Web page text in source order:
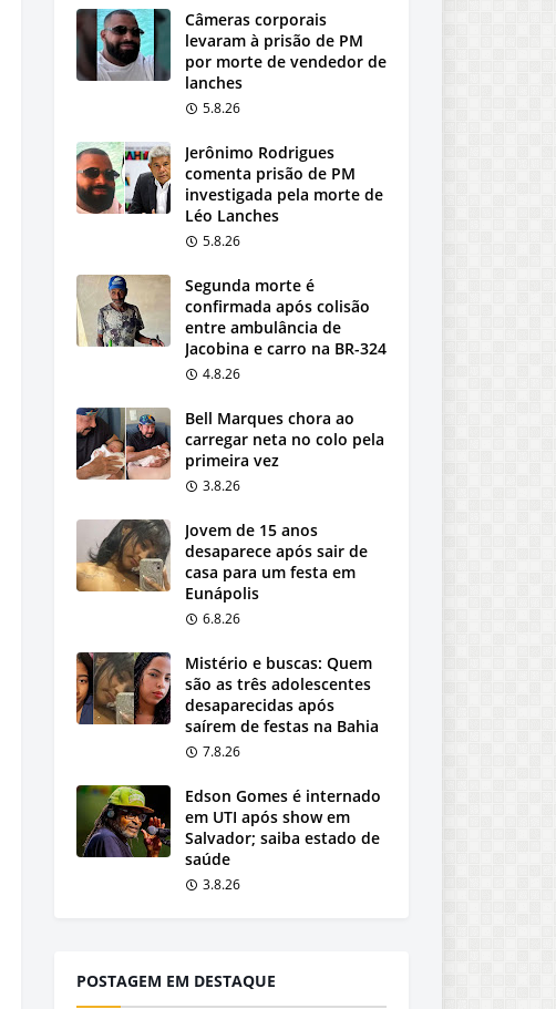
Câmeras corporais
levaram à prisão de PM
por morte de vendedor de
lanches
5.8.26
Jerônimo Rodrigues
comenta prisão de PM
investigada pela morte de
Léo Lanches
5.8.26
Segunda morte é
confirmada após colisão
entre ambulância de
Jacobina e carro na BR-324
4.8.26
Bell Marques chora ao
carregar neta no colo pela
primeira vez
3.8.26
Jovem de 15 anos
desaparece após sair de
casa para um festa em
Eunápolis
6.8.26
Mistério e buscas: Quem
são as três adolescentes
desaparecidas após
saírem de festas na Bahia
7.8.26
Edson Gomes é internado
em UTI após show em
Salvador; saiba estado de
saúde
3.8.26
POSTAGEM EM DESTAQUE